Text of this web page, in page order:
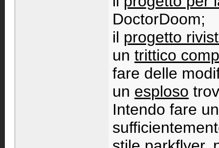
DoctorDoom;
il progetto
un trittico
fare delle
un esploso
Intendo fare